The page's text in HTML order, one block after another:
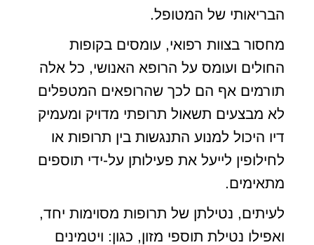
הבריאותי של המטופל.
מחסור בצוות רפואי, עומסים בקופות
החולים ועומס על הרופא האנושי, כל אלה
תורמים אף הם לכך שהרופאים המטפלים
לא מבצעים תשאול תרופתי מדויק ומעמיק
דיו היכול למנוע התנגשות בין תרופות או
לחילופין לייעל את פעילותן על-ידי תוספים
מתאימים.
לעיתים, נטילתן של תרופות מסוימות יחד,
ואפילו נטילת תוספי מזון, כגון: ויטמינים